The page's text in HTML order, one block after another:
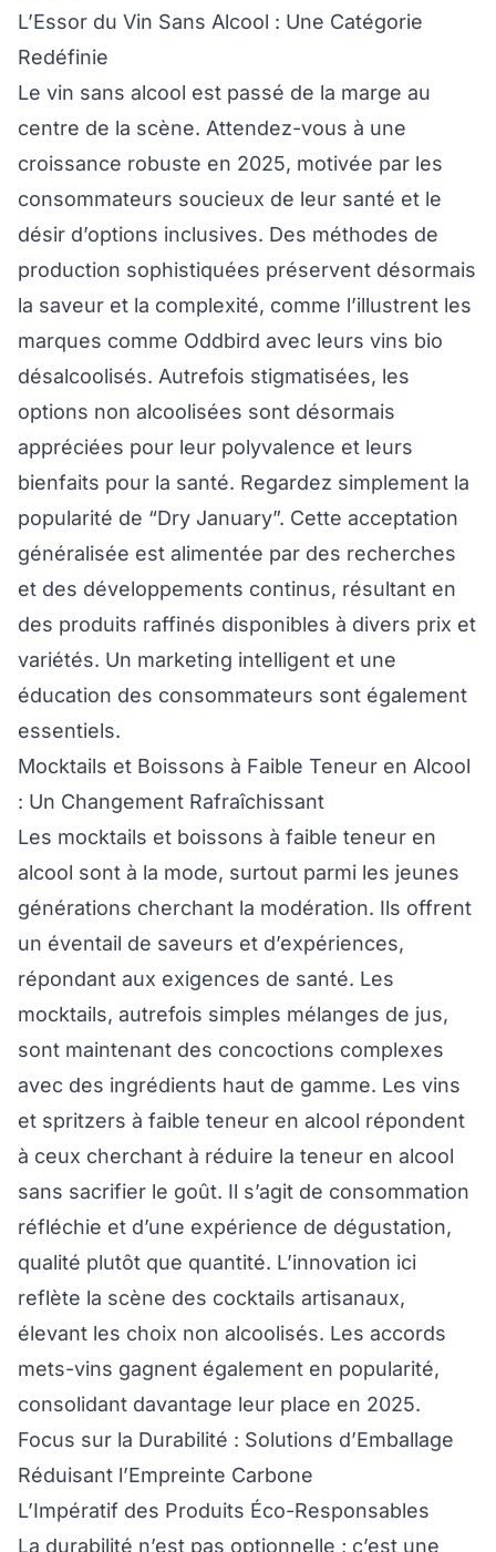
L’Essor du Vin Sans Alcool : Une Catégorie
Redéfinie
Le vin sans alcool est passé de la marge au
centre de la scène. Attendez-vous à une
croissance robuste en 2025, motivée par les
consommateurs soucieux de leur santé et le
désir d’options inclusives. Des méthodes de
production sophistiquées préservent désormais
la saveur et la complexité, comme l’illustrent les
marques comme Oddbird avec leurs vins bio
désalcoolisés. Autrefois stigmatisées, les
options non alcoolisées sont désormais
appréciées pour leur polyvalence et leurs
bienfaits pour la santé. Regardez simplement la
popularité de “Dry January”. Cette acceptation
généralisée est alimentée par des recherches
et des développements continus, résultant en
des produits raffinés disponibles à divers prix et
variétés. Un marketing intelligent et une
éducation des consommateurs sont également
essentiels.
Mocktails et Boissons à Faible Teneur en Alcool
: Un Changement Rafraîchissant
Les mocktails et boissons à faible teneur en
alcool sont à la mode, surtout parmi les jeunes
générations cherchant la modération. Ils offrent
un éventail de saveurs et d’expériences,
répondant aux exigences de santé. Les
mocktails, autrefois simples mélanges de jus,
sont maintenant des concoctions complexes
avec des ingrédients haut de gamme. Les vins
et spritzers à faible teneur en alcool répondent
à ceux cherchant à réduire la teneur en alcool
sans sacrifier le goût. Il s’agit de consommation
réfléchie et d’une expérience de dégustation,
qualité plutôt que quantité. L’innovation ici
reflète la scène des cocktails artisanaux,
élevant les choix non alcoolisés. Les accords
mets-vins gagnent également en popularité,
consolidant davantage leur place en 2025.
Focus sur la Durabilité : Solutions d’Emballage
Réduisant l’Empreinte Carbone
L’Impératif des Produits Éco-Responsables
La durabilité n’est pas optionnelle ; c’est une